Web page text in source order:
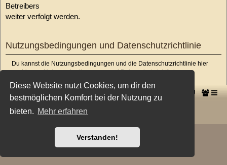
Diese Website nutzt Cookies, um dir den
bestmöglichen Komfort bei der Nutzung zu
bieten. Mehr erfahren
Verstanden!
Betreibers
weiter verfolgt werden.
Nutzungsbedingungen und Datenschutzrichtlinie
Du kannst die Nutzungsbedingungen und die Datenschutzrichtlinie hier
nachlesen:NutzungsbedingungenundDatenschutzrichtlinie
Startseite Foren-Übersicht -->
Deutsche Übersetzung durchphpBB.de